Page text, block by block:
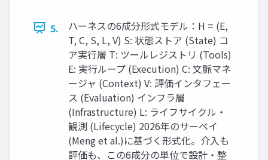
5.
ハーネスの6成分形式モデル：H = (E,
T, C, S, L, V) S: 状態ストア (State) コ
ア実行層 T: ツールレジストリ (Tools)
E: 実行ループ (Execution) C: 文脈マネ
ージャ (Context) V: 評価インタフェー
ス (Evaluation) インフラ層
(Infrastructure) L: ライフサイクル・
観測 (Lifecycle) 2026年のサーベイ
(Meng et al.)に基づく形式化。介入も
評価も、この6成分の単位で設計・整